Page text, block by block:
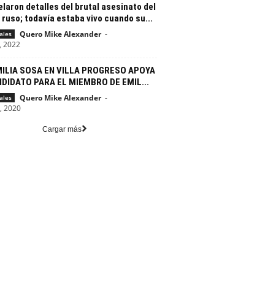
detalles del brutal asesinato del
todavía estaba vivo cuando su...
Quero Mike Alexander -
2022
SOSA EN VILLA PROGRESO APOYA
PARA EL MIEMBRO DE EMIL...
Quero Mike Alexander -
2020
Cargar más